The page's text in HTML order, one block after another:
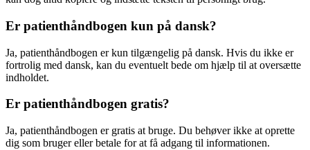
Er patienthåndbogen kun på dansk?
Ja, patienthåndbogen er kun tilgængelig på dansk. Hvis du ikke er
fortrolig med dansk, kan du eventuelt bede om hjælp til at oversætte
indholdet.
Er patienthåndbogen gratis?
Ja, patienthåndbogen er gratis at bruge. Du behøver ikke at oprette
dig som bruger eller betale for at få adgang til informationen.